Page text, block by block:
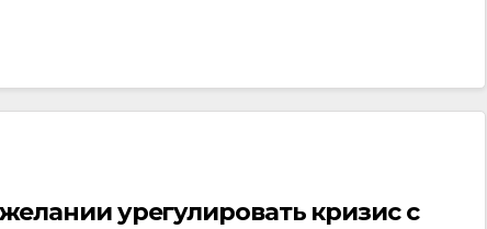
урегулировать кризис с